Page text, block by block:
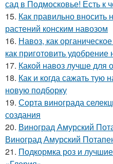
сад в Подмосковье! Есть к
15. Как правильно вносить
растений конским навозом
16. Навоз, как
как приготовить
17. Какой навоз лучше для
18. Как и когда сажать тую
новую подборку
19. Сорта винограда
создания
20. Виноград Амурский
Виноград Амурский
21. Подкормка роз и